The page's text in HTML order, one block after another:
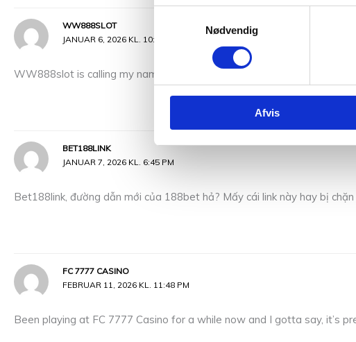
Nødvendig
Afvis
WW888SLOT
JANUAR 6, 2026 KL. 10:00 PM
WW888slot is calling my name! Spinning those reels and hoping for a
BET188LINK
JANUAR 7, 2026 KL. 6:45 PM
Bet188link, đường dẫn mới của 188bet hả? Mấy cái link này hay bị
FC 7777 CASINO
FEBRUAR 11, 2026 KL. 11:48 PM
Been playing at FC 7777 Casino for a while now and I gotta say, it’s